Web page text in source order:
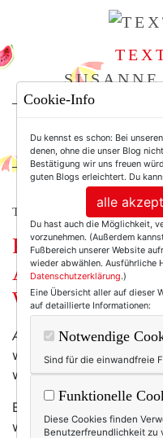
For
TEXTERELLA LIEBT DAS
Pro aging – ich
Älter werden
Würde altern
Anti-Aging.Wie oft ich
wohl schon geschrieben
weiß es nicht genau,
Bis mir – tatsächlich
wie wenig ich dieses
Cookie-Info
Du kennst es schon: Bei
denen, ohne die unser Blog
Bestätigung wir uns freuen
guten Blogs erleichtert. Du
alle
Du hast auch die Möglichkeit,
vorzunehmen. (Außerdem
Fußbereich unserer Website
wieder abwählen. Ausführliche
Datenschutzerklärung.)
Eine Übersicht aller auf dieser
auf detaillierte Informationen:
Notwendige
Sind für die einwandfreie
Funktionelle
Diese Cookies finden
Benutzerfreundlichkeit zu